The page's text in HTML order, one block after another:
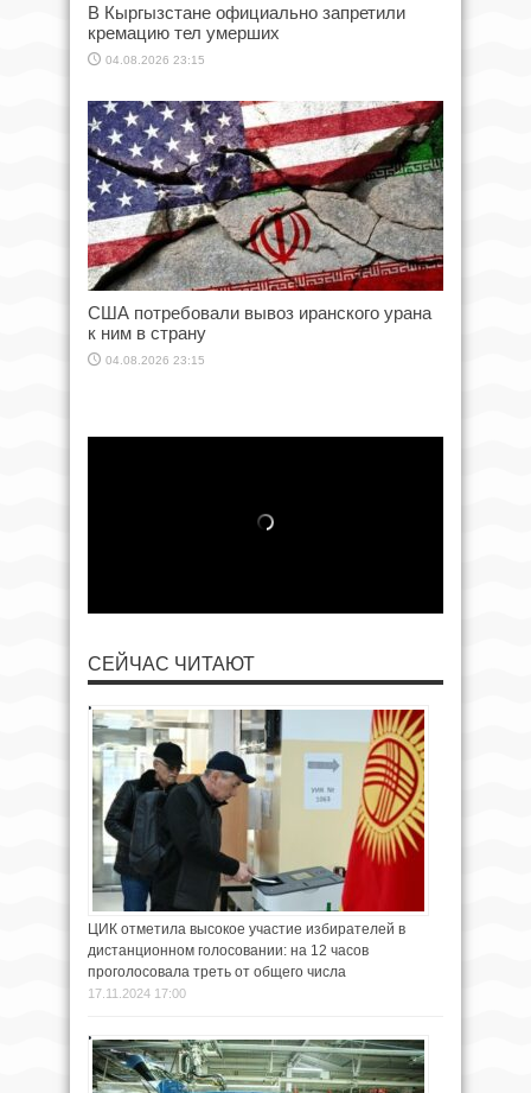
В Кыргызстане официально запретили
кремацию тел умерших
04.08.2026 23:15
США потребовали вывоз иранского урана
к ним в страну
04.08.2026 23:15
СЕЙЧАС ЧИТАЮТ
ЦИК отметила высокое участие избирателей в
дистанционном голосовании: на 12 часов
проголосовала треть от общего числа
17.11.2024 17:00